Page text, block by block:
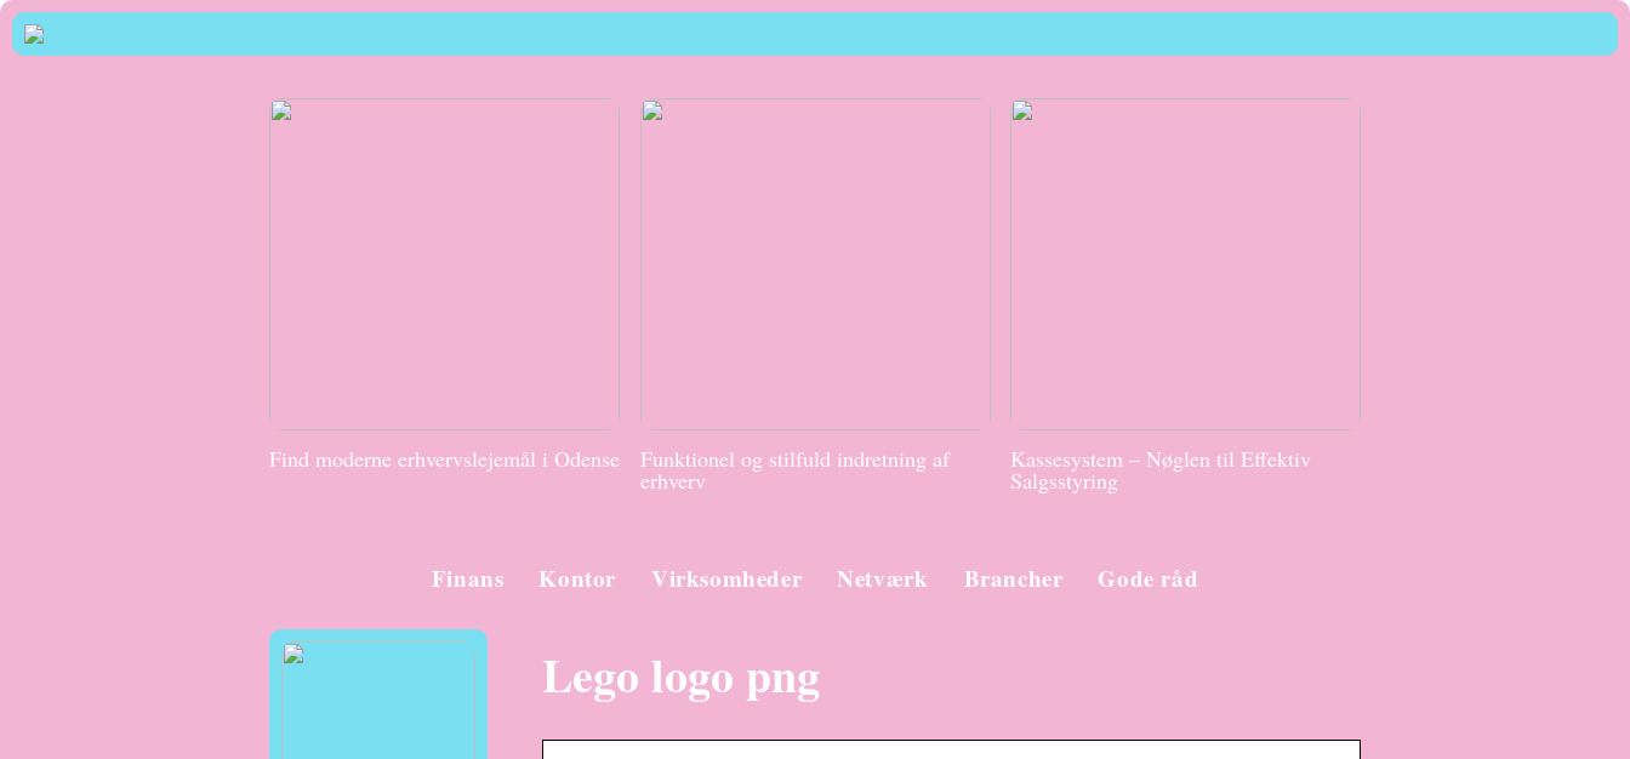
Find moderne erhvervslejemål i Odense Funktionel og stilfuld indretning af
erhverv
Kassesystem – Nøglen til Effektiv
Salgsstyring
Finans Kontor Virksomheder Netværk Brancher Gode råd
Lego logo png